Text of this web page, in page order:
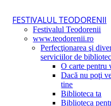
FESTIVALUL TEODORENII
Festivalul Teodorenii
www.teodorenii.ro
Perfecţionarea şi
serviciilor de
O carte pentru
Dacă nu poţi
tine
Biblioteca ta
Biblioteca